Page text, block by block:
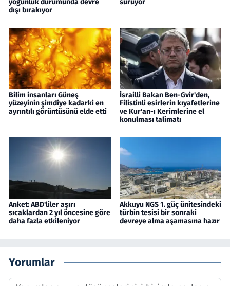
yoğunluk durumunda devre
dışı bırakıyor
sürüyor
Bilim insanları Güneş
yüzeyinin şimdiye kadarki en
ayrıntılı görüntüsünü elde etti
İsrailli Bakan Ben-Gvir'den,
Filistinli esirlerin kıyafetlerine
ve Kur'an-ı Kerimlerine el
konulması talimatı
Anket: ABD'liler aşırı
sıcaklardan 2 yıl öncesine göre
daha fazla etkileniyor
Akkuyu NGS 1. güç ünitesindeki
türbin tesisi bir sonraki
devreye alma aşamasına hazır
Yorumlar